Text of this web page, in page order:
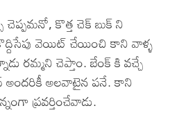
కొత్త చెక్ బుక్ ని
వెయిట్ చేయించి కాని వాళ్ళ
రమ్మని చెప్తాం. బేంక్ కి వచ్చే
అందరికీ అలవాటైన పనే. కాని
ప్రవర్తించేవాడు.